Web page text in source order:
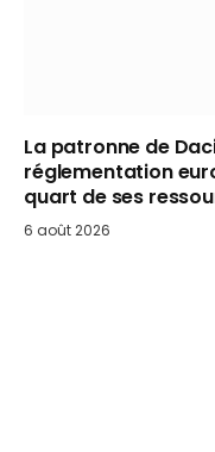
La patronne de
réglementation
quart de ses
6 août 2026